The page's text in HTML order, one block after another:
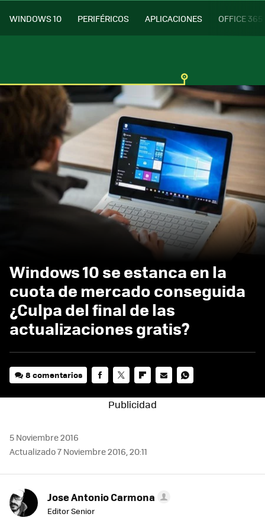
WINDOWS 10 PERIFÉRICOS APLICACIONES OFFICE 365
Windows 10 se estanca en la
cuota de mercado conseguida
¿Culpa del final de las
actualizaciones gratis?
8 comentarios
MAIL
5 Noviembre 2016
Actualizado 7 Noviembre 2016, 20:11
Jose Antonio Carmona
Editor Senior